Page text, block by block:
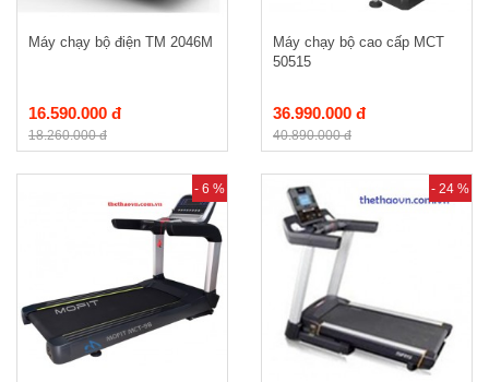
Máy chạy bộ điện TM 2046M
16.590.000 đ
18.260.000 đ
Máy chạy bộ cao cấp MCT
50515
36.990.000 đ
40.890.000 đ
- 6 % - 24 %